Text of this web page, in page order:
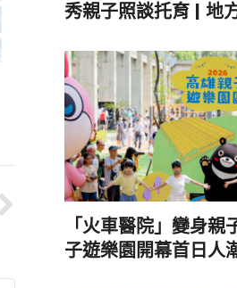
秀親子照談托育 | 地
「火車醫院」變身親
子遊樂園開幕首日人